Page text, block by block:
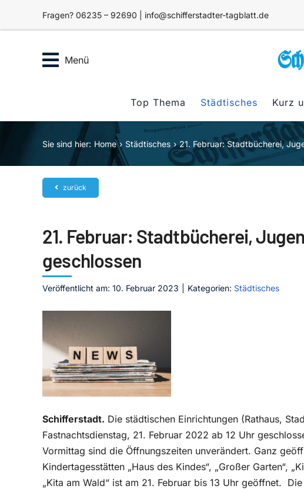
Fragen? 06235 – 92690 | info@schifferstadter-tagblatt.de
Menü
Top Thema Städtisches Kurz
Sie sind hier: Home Städtisches 21. Februar: Stadtbücherei,
zurück
21. Februar: Stadtbücherei,
geschlossen
Veröffentlicht am: 10. Februar 2023 Kategorien: Städtisches
Schifferstadt. Die städtischen Einrichtungen (Rathaus,
Fastnachtsdienstag, 21. Februar 2022 ab 12 Uhr
Vormittag sind die Öffnungszeiten unverändert. Ganz
Kindertagesstätten „Haus des Kindes“, „Großer Garten“,
„Kita am Wald“ ist am 21. Februar bis 13 Uhr geöffnet.